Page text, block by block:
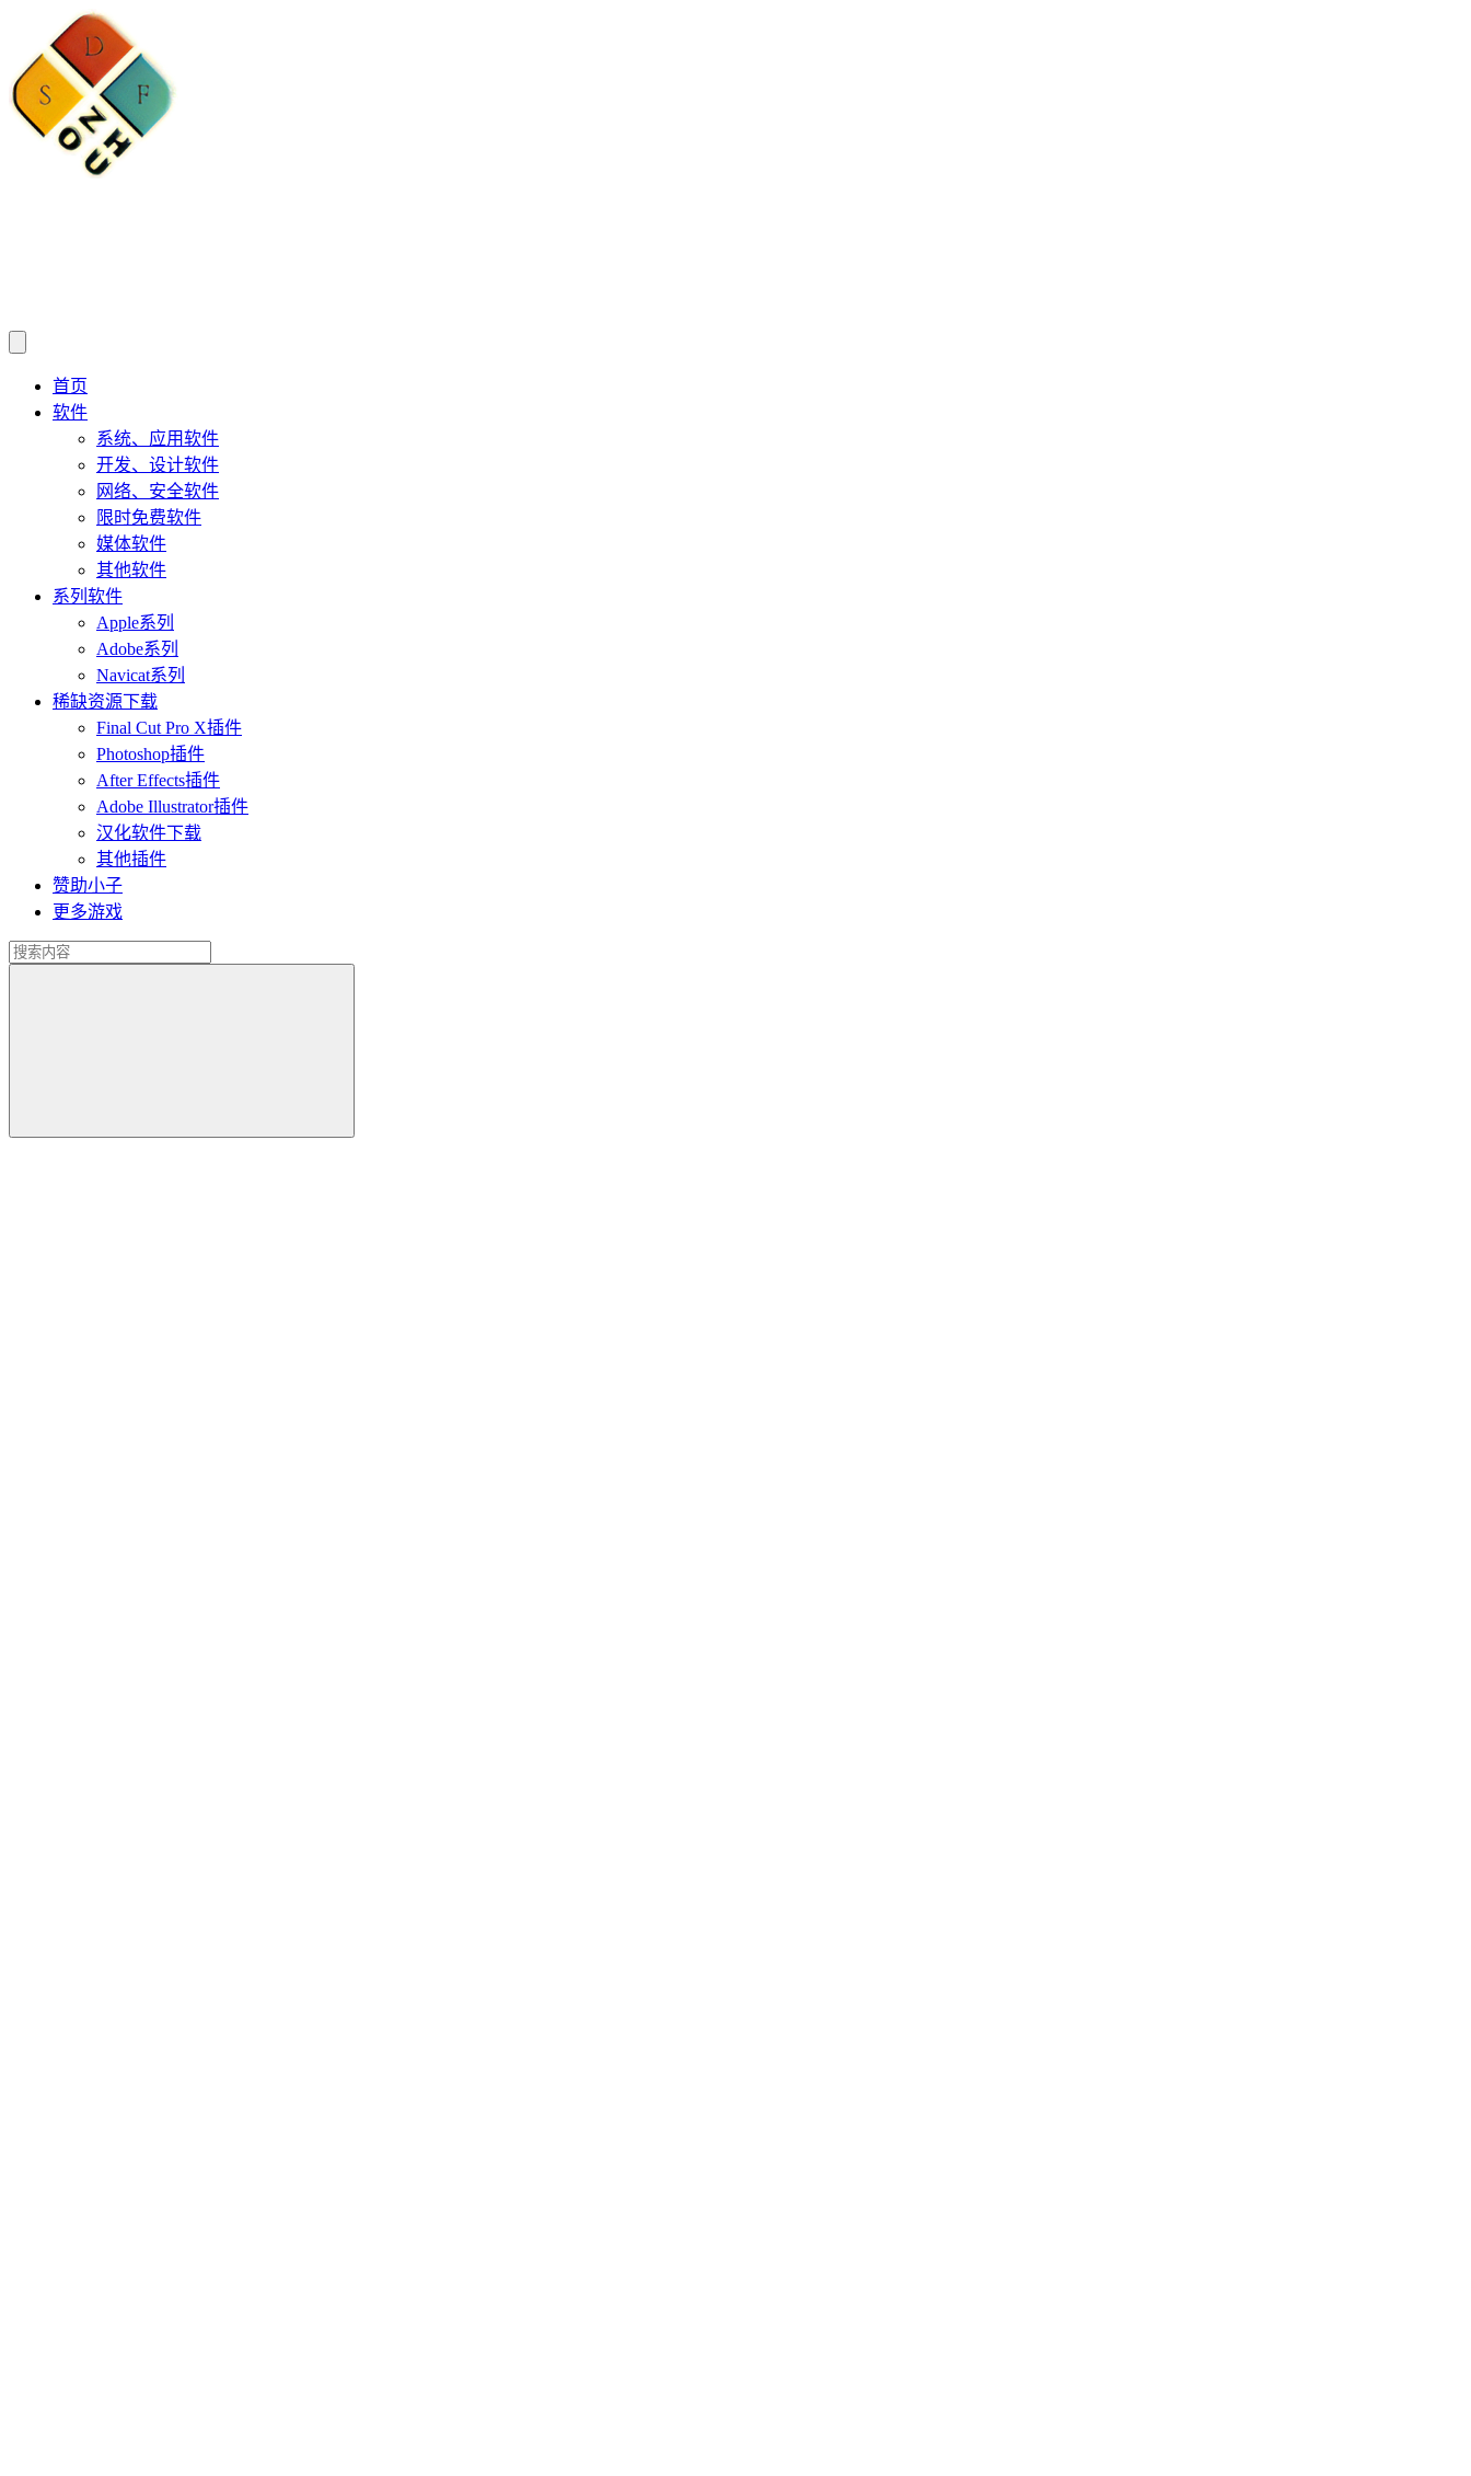
首页
软件
系统、应用软件
开发、设计软件
网络、安全软件
限时免费软件
媒体软件
其他软件
系列软件
Apple系列
Adobe系列
Navicat系列
稀缺资源下载
Final Cut Pro X插件
Photoshop插件
After Effects插件
Adobe Illustrator插件
汉化软件下载
其他插件
赞助小子
更多游戏